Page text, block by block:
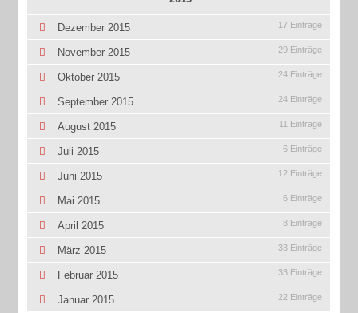
Dezember 2015 17 Einträge
November 2015 29 Einträge
Oktober 2015 24 Einträge
September 2015 24 Einträge
August 2015 11 Einträge
Juli 2015 6 Einträge
Juni 2015 12 Einträge
Mai 2015 6 Einträge
April 2015 8 Einträge
März 2015 33 Einträge
Februar 2015 33 Einträge
Januar 2015 22 Einträge